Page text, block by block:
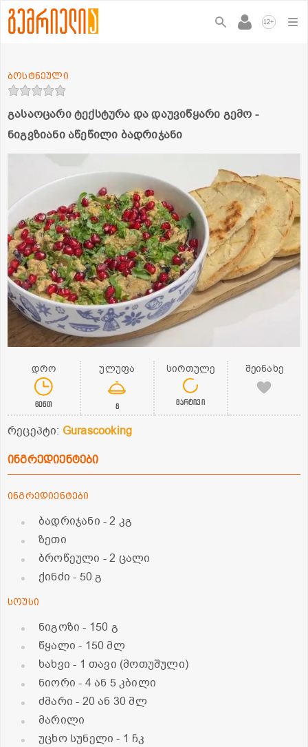
12+
გასაოცარი ტექსტურა და დაუვიწყარი გემო -
ნიგვზიანი აწეწილი ბადრიჯანი
ბოსტნეული
დრო
60წთ
ულუფა
8
სირთულე
მარტივი
შეინახე
რეცეპტი: Gurascooking
ინგრედიენტები
ინგრედიენტები
ბადრიჯანი - 2 კგ
ზეთი
ბროწეული - 2 ცალი
ქინძი- 50 გ
სოუსი
ნიგოზი- 150 გ
წყალი- 150 მლ
ხახვი- 1 თავი (მოთუშული)
ნიორი- 4 ან 5 კბილი
ძმარი- 20 ან 30 მლ
მარილი
უცხო სუნელი- 1 ჩკ